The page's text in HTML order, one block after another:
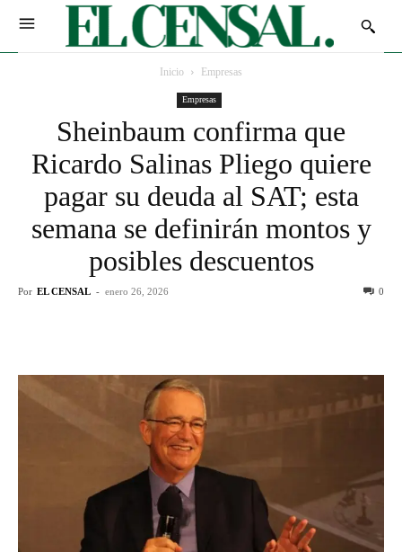
Inicio Empresas
Empresas
Sheinbaum confirma que
Ricardo Salinas Pliego quiere
pagar su deuda al SAT; esta
semana se definirán montos y
posibles descuentos
Por EL CENSAL - enero 26, 2026 0